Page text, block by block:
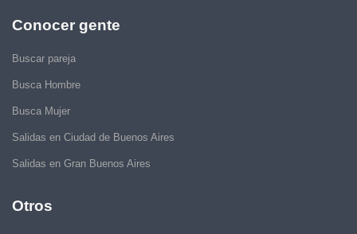
Conocer gente
Buscar pareja
Busca Hombre
Busca Mujer
Salidas en Ciudad de Buenos Aires
Salidas en Gran Buenos Aires
Otros